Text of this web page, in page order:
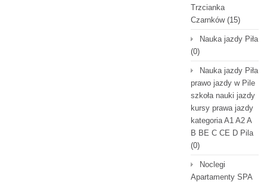
Trzcianka
Czarnków(15)
Nauka jazdy Piła
(0)
Nauka jazdy Piła
prawo jazdy w Pile
szkoła nauki jazdy
kursy prawa jazdy
kategoria A1 A2 A
B BE C CE D Pila
(0)
Noclegi
Apartamenty SPA